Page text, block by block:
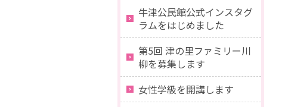
牛津公民館公式インスタグ
ラムをはじめました
第5回 津の里ファミリー川
柳を募集します
女性学級を開講します